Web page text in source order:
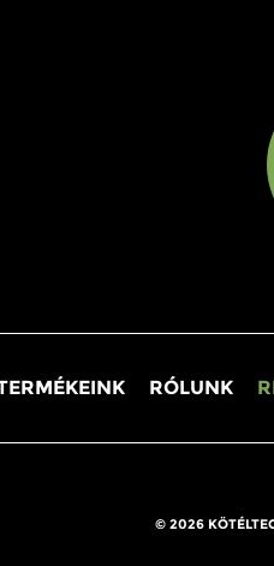
RÓLUNK
© 2026